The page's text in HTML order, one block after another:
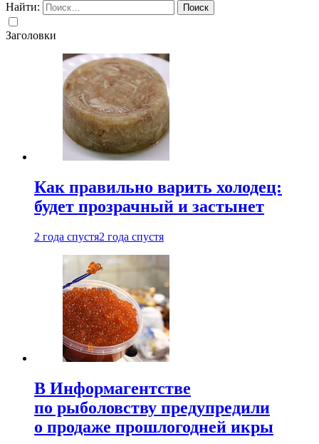
Найти:
Заголовки
Как правильно варить холодец:
будет прозрачный и застынет
2 года спустя2 года спустя
В Информагентстве
по рыболовству предупредили
о продаже прошлогодней икры